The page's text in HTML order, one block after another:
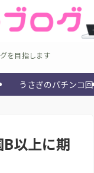
を目指します
うさぎのパチンコ回
以上に期